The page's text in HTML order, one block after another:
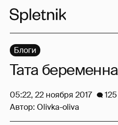
Блоги
Тата
05:22, 22 ноября 2017
125
Автор: Olivka-oliva